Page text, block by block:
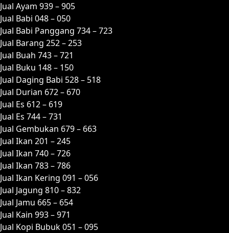
Jual Ayam 939 – 905
Jual Babi 048 – 050
Jual Babi Panggang 734 – 723
Jual Barang 252 – 253
Jual Buah 743 – 721
Jual Buku 148 – 150
Jual Daging Babi 528 – 518
Jual Durian 672 – 670
Jual Es 612 – 619
Jual Es 744 – 731
Jual Gembukan 679 – 663
Jual Ikan 201 – 245
Jual Ikan 740 – 726
Jual Ikan 783 – 786
Jual Ikan Kering 091 – 056
Jual Jagung 810 – 832
Jual Jamu 665 – 654
Jual Kain 993 – 971
Jual Kopi Bubuk 051 – 095